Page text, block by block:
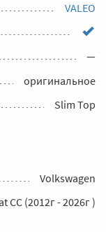
VALEO
—
оригинальное
Slim Top
Volkswagen
CC (2012г - 2026г )